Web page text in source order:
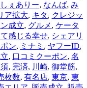
しぇありー, なんば, み
ア拡大, キタ, クレジッ
成立, グルメ , ケータ
感じる幸せ, シェアリ
ン, ミナミ , ヤフーID,
, 口コミクーポン, 名
, 完済, 川崎, 御堂筋,
枚数, 有名店, 東京, 東